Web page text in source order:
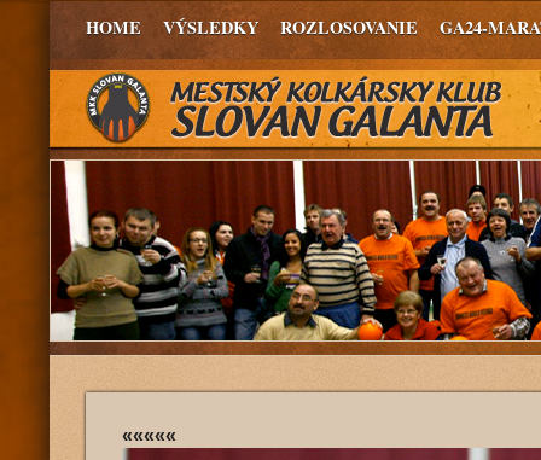
HOME VÝSLEDKY ROZLOSOVANIE GA24-
«««««